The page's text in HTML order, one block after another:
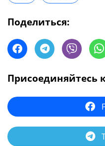
Поделиться:
Присоединяйтесь